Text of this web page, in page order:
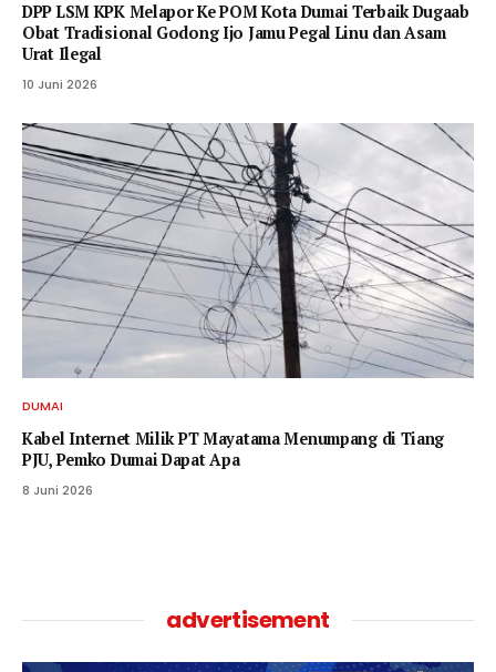
DPP LSM KPK Melapor Ke POM Kota Dumai Terbaik Dugaab
Obat Tradisional Godong Ijo Jamu Pegal Linu dan Asam
Urat Ilegal
10 Juni 2026
DUMAI
Kabel Internet Milik PT Mayatama Menumpang di Tiang
PJU, Pemko Dumai Dapat Apa
8 Juni 2026
advertisement